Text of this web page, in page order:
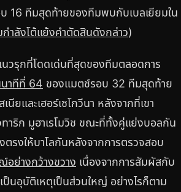
16 ทีมสุดท้ายของทีมพบกับเบลเยียมใน
กำลังโต้แย้งคำตัดสินดังกล่าว)
นวรุกที่โดดเด่นที่สุดของทีมตลอดการ
นาทีที่ 64 ของแมตช์รอบ 32 ทีมสุดท้าย
ยและเฮอร์เซโกวีนา หลังจากที่เขา
าริก มูฮาเรโมวิช ขณะที่ทั้งคู่แย่งบอลกัน
ตรงให้บาโลกันหลังจากการตรวจสอบ
ย่างกว้างขวาง เนื่องจากการสัมผัสกับ
ป็นอุบัติเหตุเป็นส่วนใหญ่ อย่างไรก็ตาม